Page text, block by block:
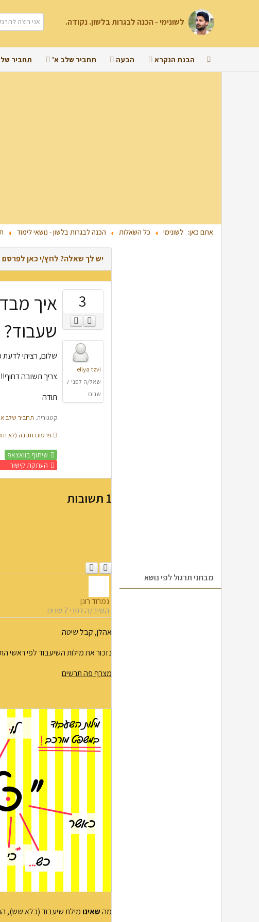
לשונימי - הכנה לבגרות בלשון. נקודה.
הבנת הנקרא הבעה תחביר שלב א' תחביר
אתם כאן: לשונימי כל השאלות הכנה לבגרות בלשון - נושאי לימוד
מבחני תרגול לפי נושא
יש לך שאלה? לחץ/י כאן לפרסם
3
eliya tzvi
שאל/ה לפני 7
שנים
איך
שעבוד?
שלום, רציתי לדעת
צריך תשובה
תודה
קטגוריה: תחביר שלב א'
פרסום תגובה (לא
שיתוף בוואצאפ
העתקת קישור
1 תשובות
נמרוד רונן
השיב/ה לפני 7 שנים
אהלן, קבל שיטה:
נזכור את מילות השיעבוד לפי ראשי
מצרף פה תרשים
מהשאינומילת שיעבוד (כלא שש),